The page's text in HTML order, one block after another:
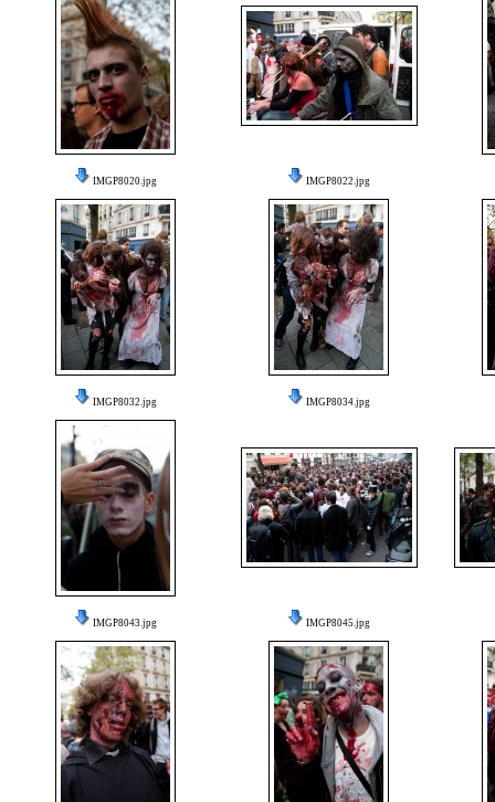
IMGP8020.jpg IMGP8022.jpg
IMGP8032.jpg IMGP8034.jpg
IMGP8043.jpg IMGP8045.jpg